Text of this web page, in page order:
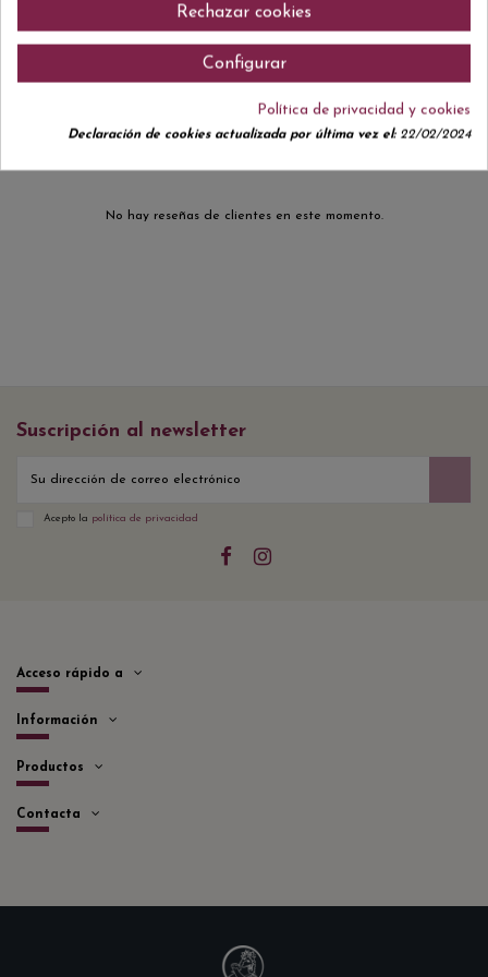
No hay reseñas de clientes en este momento.
Suscripción al newsletter
Acepto la política de privacidad
Acceso rápido a
Información
Productos
Contacta
Rechazar cookies
Configurar
Política de privacidad y cookies
Declaración de cookies actualizada por última vez el:22/02/2024